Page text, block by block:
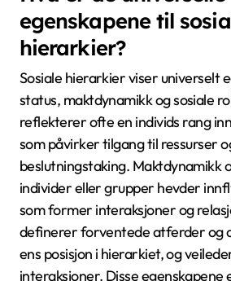
Hva er de universelle
egenskapene til
hierarkier?
Sosiale hierarkier viser universelt
status, maktdynamikk og sosiale